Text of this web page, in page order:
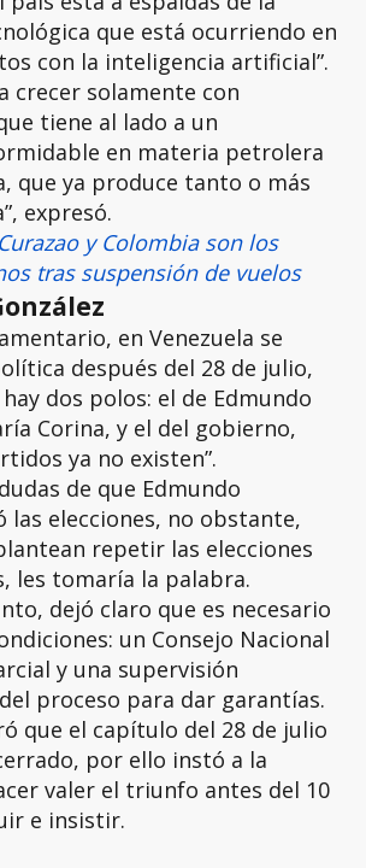
que está ocurriendo en
con la inteligencia artificial”.
crecer solamente con
tiene al lado a un
en materia petrolera
que ya produce tanto o más
expresó.
Curazao y Colombia son los
tras suspensión de vuelos
en Venezuela se
después del 28 de julio,
dos polos: el de Edmundo
Corina, y el del gobierno,
ya no existen”.
de que Edmundo
las elecciones, no obstante,
repetir las elecciones
les tomaría la palabra.
dejó claro que es necesario
un Consejo Nacional
y una supervisión
proceso para dar garantías.
que el capítulo del 28 de julio
por ello instó a la
valer el triunfo antes del 10
e insistir.